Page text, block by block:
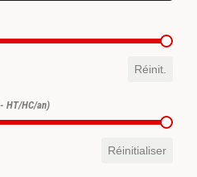
Réinit.
Réinitialiser